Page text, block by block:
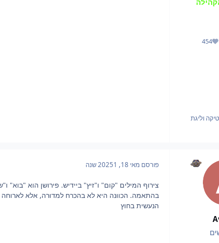
454
מוניטין
וליגת
פורסם מאי 18, 2025 1 שנה
צירוף המילים "קום" ו"זיץ" ביידיש. פירושן הוא "בוא"
בהתאמה. הכוונה היא לא בהכרח למדורה, אלא לארוחה
הנעשית בחוץ